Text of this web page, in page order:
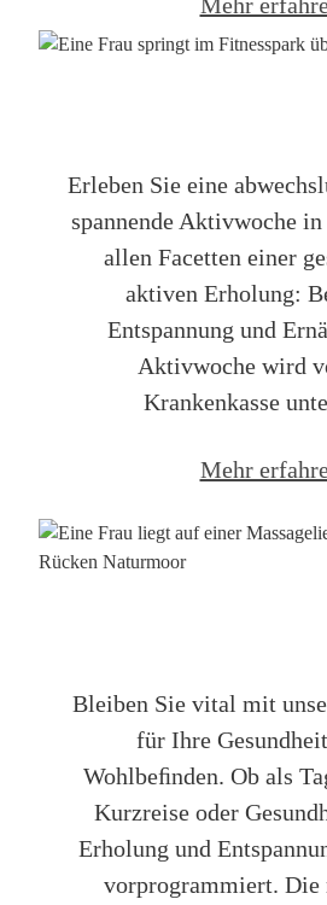
Erleben Sie eine
spannende Aktivwoche
allen Facetten einer
aktiven Erholung:
Entspannung und
Aktivwoche wird
Krankenkasse
Mehr
Bleiben Sie vital mit
für Ihre
Wohlbeﬁnden. Ob als
Kurzreise oder
Erholung und
vorprogrammiert. Die